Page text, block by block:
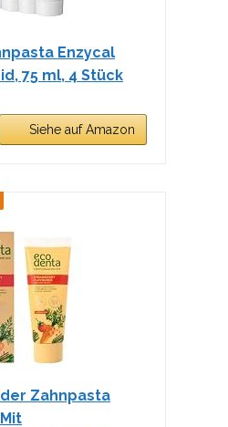
Enzycal
75 ml, 4 Stück
Siehe auf Amazon
Zahnpasta